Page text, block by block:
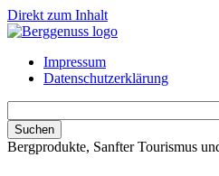
Direkt zum Inhalt
Impressum
Datenschutzerklärung
Bergprodukte, Sanfter Tourismus